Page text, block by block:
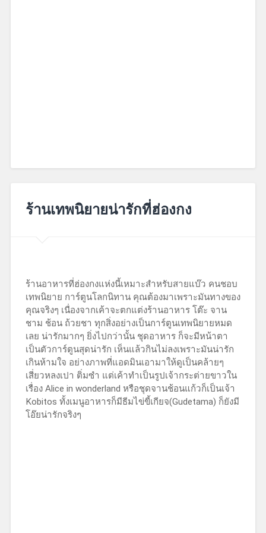
1,
2017
ร้านเทพนิยายน่ารักที่ฮ่องกง
ร้านอาหารที่ฮ่องกงแห่งนี้เหมาะสำหรับสายแบ๊ว คนชอบ
เทพนิยาย การ์ตูนโลกนิทาน คุณต้องมาเพราะมันทางของ
คุณจริงๆ เนื่องจากเค้าจะตกแต่งร้านอาหาร โต๊ะ จาน
ชาม ช้อน ถ้วยชา ทุกสิ่งอย่างเป็นการ์ตูนเทพนิยายหมด
เลย น่ารักมากๆ ยิ่งไปกว่านั้น ชุดอาหาร ก็จะมีหน้าตา
เป็นตัวการ์ตูนสุดน่ารัก เห็นแล้วกินไม่ลงเพราะมันน่ารัก
เกินห้ามใจ อย่างภาพที่แอดมินเอามาให้ดูเป็นคล้ายๆ
เสี่ยวหลงเปา ติ่มซำ แต่เค้าทำเป็นรูปเจ้ากระต่ายขาวใน
เรื่อง Alice in wonderland หรือชุดจานช้อนแก้วก็เป็นเจ้า
Kobitos ทั้งเมนูอาหารก็มีธีมไข่ขี้เกียจ(Gudetama) ก็ยังมี
โอ๊ยน่ารักจริงๆ